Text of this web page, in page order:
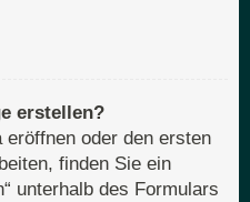
erstellen?
eröffnen oder den ersten
finden Sie ein
unterhalb des Formulars